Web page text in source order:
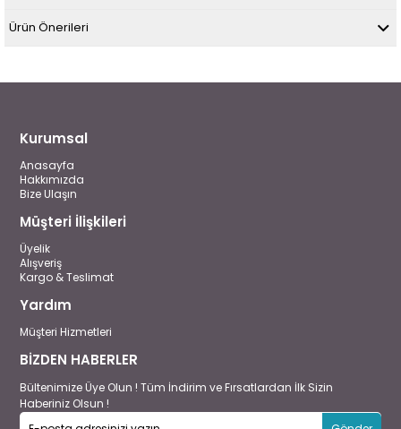
Ürün Önerileri
Kurumsal
Anasayfa
Hakkımızda
Bize Ulaşın
Müşteri İlişkileri
Üyelik
Alışveriş
Kargo & Teslimat
Yardım
Müşteri Hizmetleri
BİZDEN HABERLER
Bültenimize Üye Olun ! Tüm İndirim ve Fırsatlardan İlk Sizin
Haberiniz Olsun !